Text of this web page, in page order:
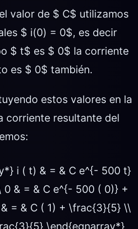
valor de $ C$ utilizamos
$ i(0) = 0$, es decir
$ t$ es $ 0$ la corriente
es $ 0$ también.
estos valores en la
corriente resultante del
i ( t) & = & C e^{- 500 t}
& = & C e^{- 500 ( 0)} +
= & C ( 1) + \frac{3}{5} \\
\end{eqnarray*}